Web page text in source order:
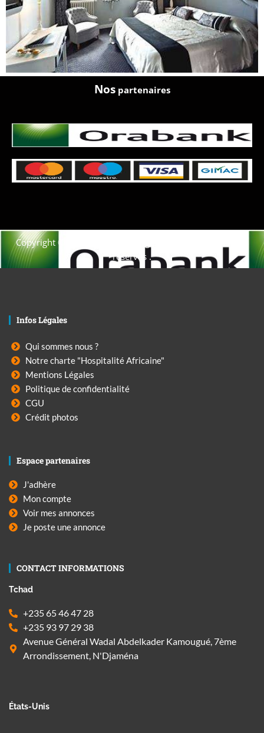
Nospartenaires
Copyright © 2021. Afrique-voyage-découverte tous droits
réservés .
Infos Légales
Qui sommes nous ?
Notre charte "Hospitalité Africaine"
Mentions Légales
Politique de confidentialité
CGU
Crédit photos
Espace partenaires
J'adhère
Mon compte
Voir mes annonces
Je poste une annonce
CONTACT INFORMATIONS
Tchad
+235 65 46 47 28
+235 93 97 29 38
Avenue Général Wadal Abdelkader Kamougué, 7ème
Arrondissement, N'Djaména
États-Unis